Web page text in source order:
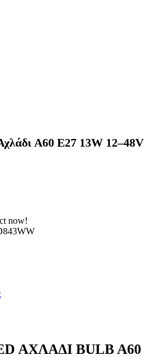
A60 E27 13W 12–48V
now!
ΑΧΛΑΔΙ BULB A60